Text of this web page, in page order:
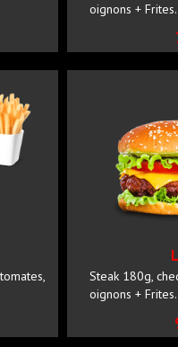
oignons + Frites.
Steak 180g,
oignons + Frites.